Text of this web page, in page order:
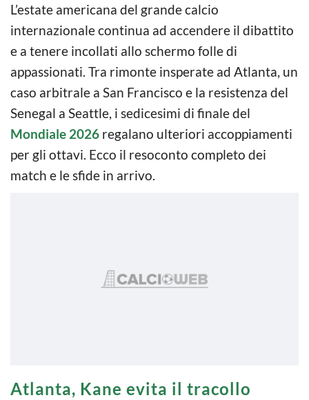
L’estate americana del grande calcio
internazionale continua ad accendere il dibattito
e a tenere incollati allo schermo folle di
appassionati. Tra rimonte insperate ad Atlanta, un
caso arbitrale a San Francisco e la resistenza del
Senegal a Seattle, i sedicesimi di finale del
Mondiale 2026 regalano ulteriori accoppiamenti
per gli ottavi. Ecco il resoconto completo dei
match e le sfide in arrivo.
Atlanta, Kane evita il tracollo